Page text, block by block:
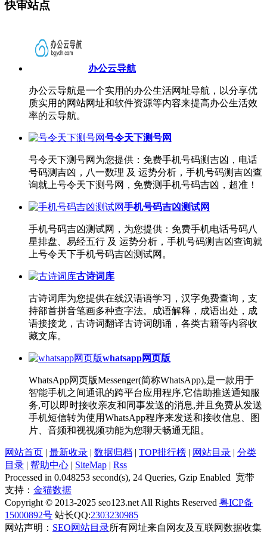
快审站点
办公云导航
办公云导航是一个实用的办公生活网址导航，以分享优
质实用的网站网址和软件资源等内容来提高办公生活效
率的云导航。
号令天下测号网
号令天下测号网为您提供：免费手机号码测吉凶，电话
号码测吉凶，八一数理 及 运势分析，手机号码测吉凶查
询就上号令天下测号网，免费测手机号码吉凶，超准！
手机号码吉凶测试网
手机号码吉凶测试网，为您提供：免费手机电话号码八
星排盘、易经五行 及 运势分析，手机号码测吉凶查询就
上号令天下手机号码吉凶测试网。
古诗词库
古诗词库为您提供在线汉语语学习，汉字免费查询，支
持部首拼音笔画多种查字法。成语解释，成语出处，成
语接接龙，古诗词翻译古诗词朗诵，各类古籍等内容收
藏文库。
whatsapp网页版
WhatsApp网页版Messenger(简称WhatsApp),是一款用于
智能手机之间通讯的跨平台应用程序,它借助推送通知服
务,可以即时接收亲友和同事发送的消息,并且免费从发送
手机短信转为使用WhatsApp程序来发送和接收信息、图
片、音频和视视频功能为您聊天畅通无阻。
网站首页 | 最新收录 | 数据归档 | TOP排行榜 | 网站目录 | 分类
目录 | 帮助中心 | SiteMap | Rss
Processed in 0.048253 second(s), 24 Queries, Gzip Enabled 宽带
支持： 金猫数据
Copyright © 2013-2025 seo123.net All Rights Reserved 粤ICP备
15000892号 站长QQ:2303230985
网站声明： SEO网站目录所有网址来自网友及互联网数据收集